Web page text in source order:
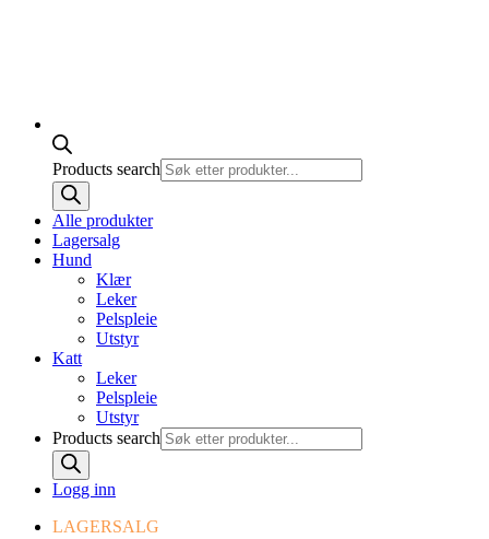
Products search
Alle produkter
Lagersalg
Hund
Klær
Leker
Pelspleie
Utstyr
Katt
Leker
Pelspleie
Utstyr
Products search
Logg inn
LAGERSALG